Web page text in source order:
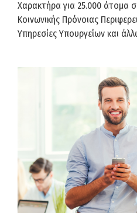
Χαρακτήρα για 25.000 άτομα
Κοινωνικής Πρόνοιας
Υπηρεσίες Υπουργείων και